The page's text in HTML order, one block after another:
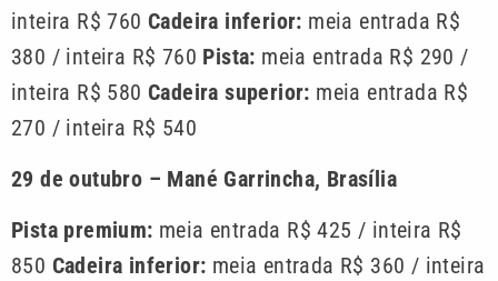
inteira R$ 760 Cadeira inferior: meia entrada R$
380 / inteira R$ 760 Pista: meia entrada R$ 290 /
inteira R$ 580 Cadeira superior: meia entrada R$
270 / inteira R$ 540
29 de outubro – Mané Garrincha, Brasília
Pista premium: meia entrada R$ 425 / inteira R$
850 Cadeira inferior: meia entrada R$ 360 / inteira